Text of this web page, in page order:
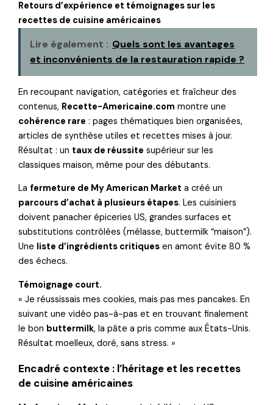
Retours d’expérience et témoignages sur les
recettes de cuisine américaines
Lire également : Quels sont les avantages
et inconvénients de la restauration rapide ?
En recoupant navigation, catégories et fraîcheur des
contenus, Recette-Americaine.com montre une
cohérence rare : pages thématiques bien organisées,
articles de synthèse utiles et recettes mises à jour.
Résultat : un taux de réussite supérieur sur les
classiques maison, même pour des débutants.
La fermeture de My American Market a créé un
parcours d’achat à plusieurs étapes. Les cuisiniers
doivent panacher épiceries US, grandes surfaces et
substitutions contrôlées (mélasse, buttermilk “maison”).
Une liste d’ingrédients critiques en amont évite 80 %
des échecs.
Témoignage court.
« Je réussissais mes cookies, mais pas mes pancakes. En
suivant une vidéo pas-à-pas et en trouvant finalement
le bon buttermilk, la pâte a pris comme aux États-Unis.
Résultat moelleux, doré, sans stress. »
Encadré contexte : l’héritage et les recettes
de cuisine américaines